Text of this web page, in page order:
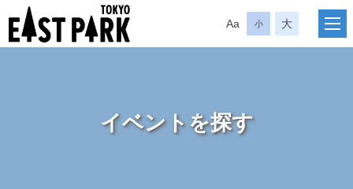
Aa 小 大
イベントを探す